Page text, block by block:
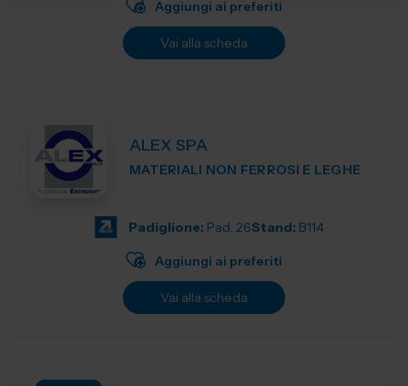
Aggiungi ai preferiti
Vai alla scheda
ALEX SPA
MATERIALI NON FERROSI E LEGHE
Padiglione: Pad. 26Stand: B114
Aggiungi ai preferiti
Vai alla scheda